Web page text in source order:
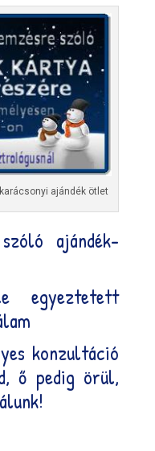
ajándék ötlet
ajándék-
egyeztetett
konzultáció
ő pedig örül,